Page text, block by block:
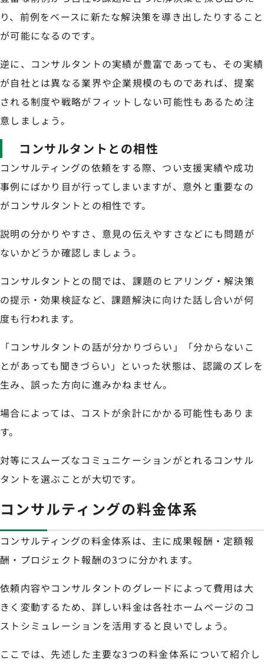
り、前例をベースに新たな解決策を導き出したりすること
が可能になるのです。
逆に、コンサルタントの実績が豊富であっても、その実績
が自社とは異なる業界や企業規模のものであれば、提案
される制度や戦略がフィットしない可能性もあるため注
意しましょう。
コンサルタントとの相性
コンサルティングの依頼をする際、つい支援実績や成功
事例にばかり目が行ってしまいますが、意外と重要なの
がコンサルタントとの相性です。
説明の分かりやすさ、意見の伝えやすさなどにも問題が
ないかどうか確認しましょう。
コンサルタントとの間では、課題のヒアリング・解決策
の提示・効果検証など、課題解決に向けた話し合いが何
度も行われます。
「コンサルタントの話が分かりづらい」「分からないこ
とがあっても聞きづらい」といった状態は、認識のズレを
生み、誤った方向に進みかねません。
場合によっては、コストが余計にかかる可能性もありま
す。
対等にスムーズなコミュニケーションがとれるコンサル
タントを選ぶことが大切です。
コンサルティングの料金体系
コンサルティングの料金体系は、主に成果報酬・定額報
酬・プロジェクト報酬の3つに分かれます。
依頼内容やコンサルタントのグレードによって費用は大
きく変動するため、詳しい料金は各社ホームページのコ
ストシミュレーションを活用すると良いでしょう。
ここでは、先述した主要な3つの料金体系について紹介し